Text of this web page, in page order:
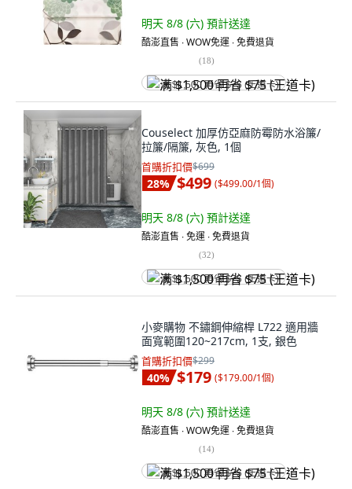
明天 8/8 (六) 預計送達
酷澎直售 ∙ WOW免運 ∙ 免費退貨
(18)
满 $1,500 再省 $75 (王道卡)
Couselect 加厚仿亞麻防霉防水浴簾/
拉簾/隔簾, 灰色, 1個
首購折扣價$699
28% $499 ($499.00/1個)
明天 8/8 (六) 預計送達
酷澎直售 ∙ 免運 ∙ 免費退貨
(32)
满 $1,500 再省 $75 (王道卡)
小麥購物 不鏽鋼伸縮桿 L722 適用牆
面寬範圍120~217cm, 1支, 銀色
首購折扣價$299
40% $179 ($179.00/1個)
明天 8/8 (六) 預計送達
酷澎直售 ∙ WOW免運 ∙ 免費退貨
(14)
满 $1,500 再省 $75 (王道卡)